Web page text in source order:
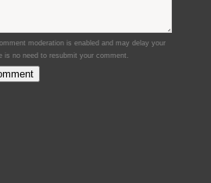
moderation is enabled and may delay your
is no need to resubmit your comment.